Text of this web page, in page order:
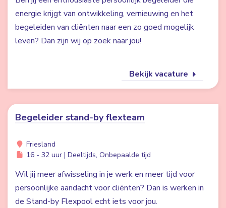
energie krijgt van ontwikkeling, vernieuwing en het
begeleiden van cliënten naar een zo goed mogelijk
leven? Dan zijn wij op zoek naar jou!
Bekijk vacature
Begeleider stand-by flexteam
Friesland
16 - 32 uur | Deeltijds, Onbepaalde tijd
Wil jij meer afwisseling in je werk en meer tijd voor
persoonlijke aandacht voor cliënten? Dan is werken in
de Stand-by Flexpool echt iets voor jou.